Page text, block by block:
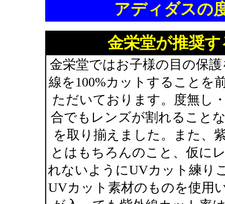
アディダスの
金栄堂が推奨
金栄堂ではお子様の目の保
線を100%カットすることを
ただいております。度無し
合でもレンズが割れること
を取り揃えました。また、
とはもちろんのこと、仮に
れないようにUVカット練り
UVカット素材のものを使用